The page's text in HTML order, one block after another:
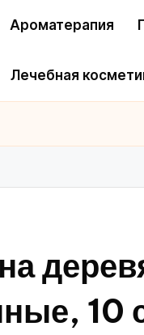
Ароматерапия
Лечебная
10